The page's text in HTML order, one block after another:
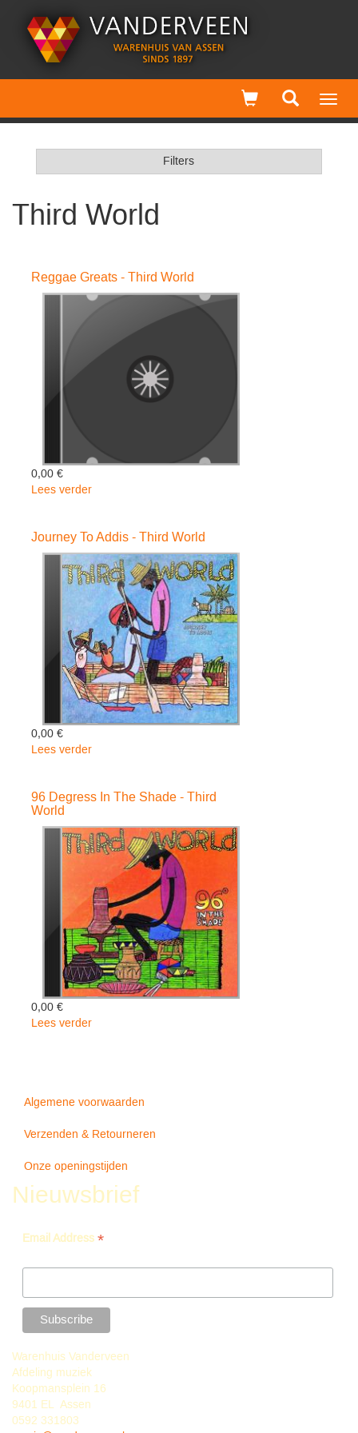
Filters
Third World
Reggae Greats - Third World
0,00 €
Lees verder
-
Third
World
Journey To Addis - Third World
0,00 €
Lees verder
Addis
Third
World
96 Degress In The Shade - Third
World
0,00 €
Lees verder
Shade
Third
Algemene voorwaarden
Verzenden & Retourneren
Onze openingstijden
Nieuwsbrief
Email Address *
Warenhuis Vanderveen
Afdeling muziek
Koopmansplein 16
9401 EL Assen
0592 331803